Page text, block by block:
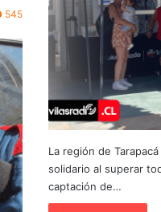
La región de
solidario al superar
captación de…
545